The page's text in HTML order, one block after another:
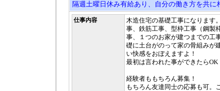
隔週土曜日休み有給あり、自分の働き方を共に
仕事内容
木造住宅の基礎工事になります
事、鉄筋工事、型枠工事（鋼製
事、１つのお家が建つまでの工
礎に土台がのって家の骨組みが
い快感をおぼえますよ！
最初は言われた事ができたら
経験者ももちろん募集！
もちろん友達同士の応募も可。